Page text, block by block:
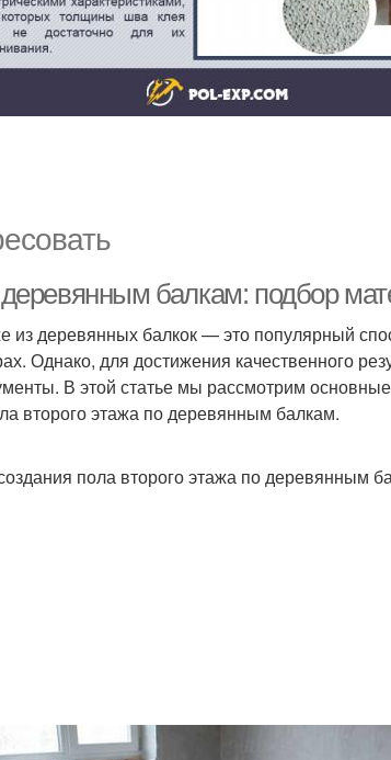
деревянным балкам: подбор
из деревянных балкок — это популярный
Однако, для достижения качественного
В этой статье мы рассмотрим
второго этажа по деревянным балкам.
пола второго этажа по деревянным